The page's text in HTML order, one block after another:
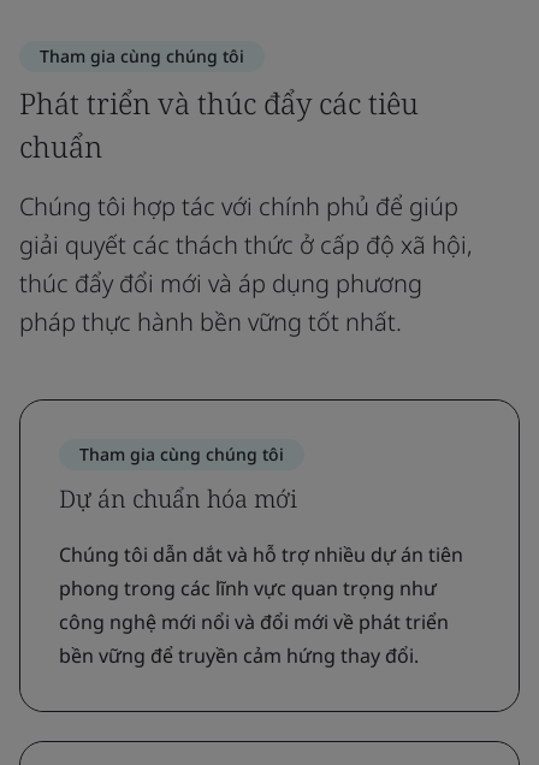
Tham gia cùng chúng tôi
Phát triển và thúc đẩy các tiêu
chuẩn
Chúng tôi hợp tác với chính phủ để giúp
giải quyết các thách thức ở cấp độ xã hội,
thúc đẩy đổi mới và áp dụng phương
pháp thực hành bền vững tốt nhất.
Tham gia cùng chúng tôi
Dự án chuẩn hóa mới
Chúng tôi dẫn dắt và hỗ trợ nhiều dự án tiên
phong trong các lĩnh vực quan trọng như
công nghệ mới nổi và đổi mới về phát triển
bền vững để truyền cảm hứng thay đổi.